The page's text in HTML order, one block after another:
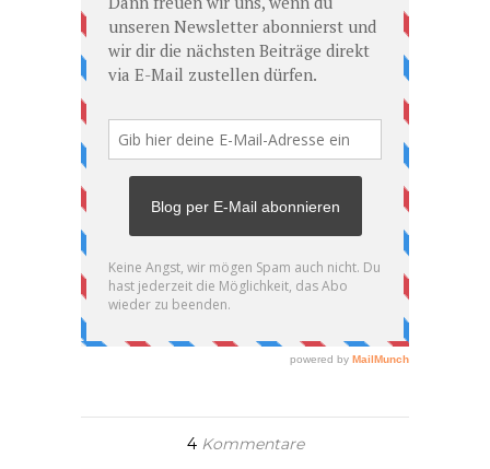
4Kommentare